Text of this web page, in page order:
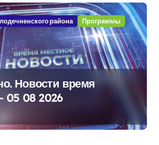
района Программы
Новости время
05 08 2026